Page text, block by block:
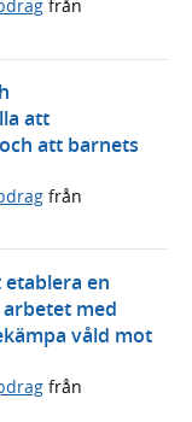
från
att
att barnets
från
en
med
våld mot
från